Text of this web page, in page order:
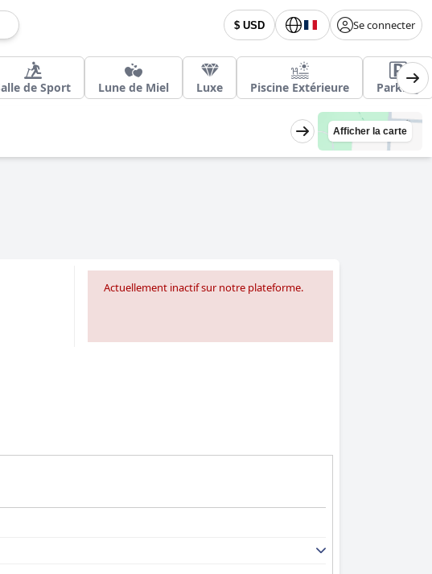
$ USD Se connecter
de Sport Lune de Miel Luxe Piscine Extérieure Parking
Afficher la carte
Actuellement inactif sur notre plateforme.